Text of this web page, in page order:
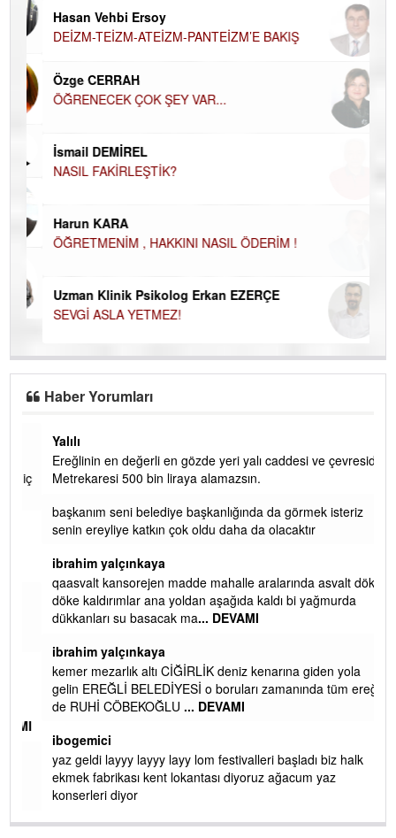
Hasan Vehbi Ersoy
DEİZM-TEİZM-ATEİZM-PANTEİZM’E BAKIŞ
Özge CERRAH
ÖĞRENECEK ÇOK ŞEY VAR...
İsmail DEMİREL
NASIL FAKİRLEŞTİK?
Harun KARA
ÖĞRETMENİM , HAKKINI NASIL ÖDERİM !
Uzman Klinik Psikolog Erkan EZERÇE
SEVGİ ASLA YETMEZ!
Haber Yorumları
Yalılı
Ereğlinin en değerli en gözde yeri yalı caddesi ve çevresidir.
Metrekaresi 500 bin liraya alamazsın.
başkanım seni belediye başkanlığında da görmek isteriz
senin ereyliye katkın çok oldu daha da olacaktır
ibrahim yalçınkaya
qaasvalt kansorejen madde mahalle aralarında asvalt döke
döke kaldırımlar ana yoldan aşağıda kaldı bi yağmurda
dükkanları su basacak ma ... DEVAMI
ibrahim yalçınkaya
kemer mezarlık altı CİĞİRLİK deniz kenarına giden yola
gelin EREĞLİ BELEDİYESİ o boruları zamanında tüm ereğli
de RUHİ CÖBEKOĞLU... DEVAMI
ibogemici
yaz geldi layyy layyy layy lom festivalleri başladı biz halk
ekmek fabrikası kent lokantası diyoruz ağacum yaz
konserleri diyor